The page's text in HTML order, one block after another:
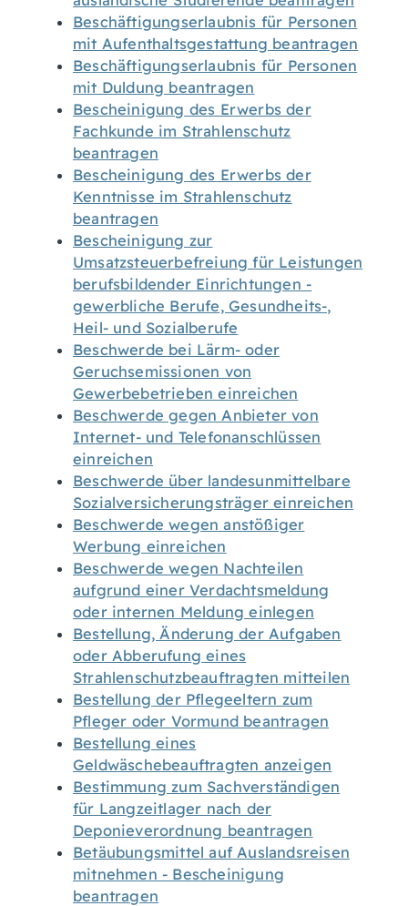
Beschäftigungserlaubnis für Personen
mit Aufenthaltsgestattung beantragen
Beschäftigungserlaubnis für Personen
mit Duldung beantragen
Bescheinigung des Erwerbs der
Fachkunde im Strahlenschutz
beantragen
Bescheinigung des Erwerbs der
Kenntnisse im Strahlenschutz
beantragen
Bescheinigung zur
Umsatzsteuerbefreiung für Leistungen
berufsbildender Einrichtungen -
gewerbliche Berufe, Gesundheits-,
Heil- und Sozialberufe
Beschwerde bei Lärm- oder
Geruchsemissionen von
Gewerbebetrieben einreichen
Beschwerde gegen Anbieter von
Internet- und Telefonanschlüssen
einreichen
Beschwerde über landesunmittelbare
Sozialversicherungsträger einreichen
Beschwerde wegen anstößiger
Werbung einreichen
Beschwerde wegen Nachteilen
aufgrund einer Verdachtsmeldung
oder internen Meldung einlegen
Bestellung, Änderung der Aufgaben
oder Abberufung eines
Strahlenschutzbeauftragten mitteilen
Bestellung der Pflegeeltern zum
Pfleger oder Vormund beantragen
Bestellung eines
Geldwäschebeauftragten anzeigen
Bestimmung zum Sachverständigen
für Langzeitlager nach der
Deponieverordnung beantragen
Betäubungsmittel auf Auslandsreisen
mitnehmen - Bescheinigung
beantragen